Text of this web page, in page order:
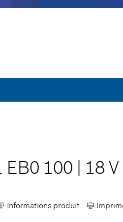
EB0 100 | 18 V
Informations produit